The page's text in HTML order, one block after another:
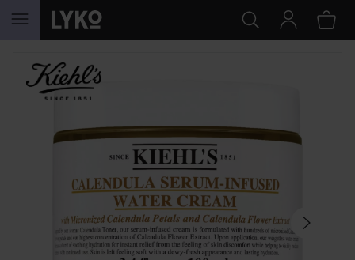
HOPPA TILL INNEHÅLLET
HOPPA ÖVER SEKTIONEN